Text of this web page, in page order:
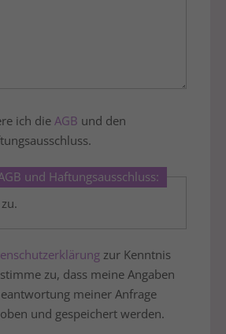
ich die AGB und den
und Haftungsausschluss:
zur Kenntnis
zu, dass meine Angaben
meiner Anfrage
und gespeichert werden.